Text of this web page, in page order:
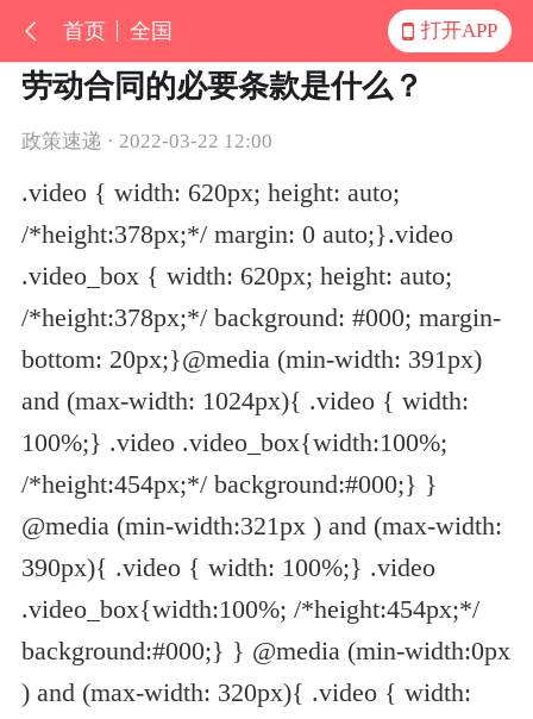
首页 全国 打开APP
劳动合同的必要条款是什么？
政策速递 · 2022-03-22 12:00
.video { width: 620px; height: auto;
/*height:378px;*/ margin: 0 auto;}.video
.video_box { width: 620px; height: auto;
/*height:378px;*/ background: #000; margin-
bottom: 20px;}@media (min-width: 391px)
and (max-width: 1024px){ .video { width:
100%;} .video .video_box{width:100%;
/*height:454px;*/ background:#000;} }
@media (min-width:321px ) and (max-width:
390px){ .video { width: 100%;} .video
.video_box{width:100%; /*height:454px;*/
background:#000;} } @media (min-width:0px
) and (max-width: 320px){ .video { width: